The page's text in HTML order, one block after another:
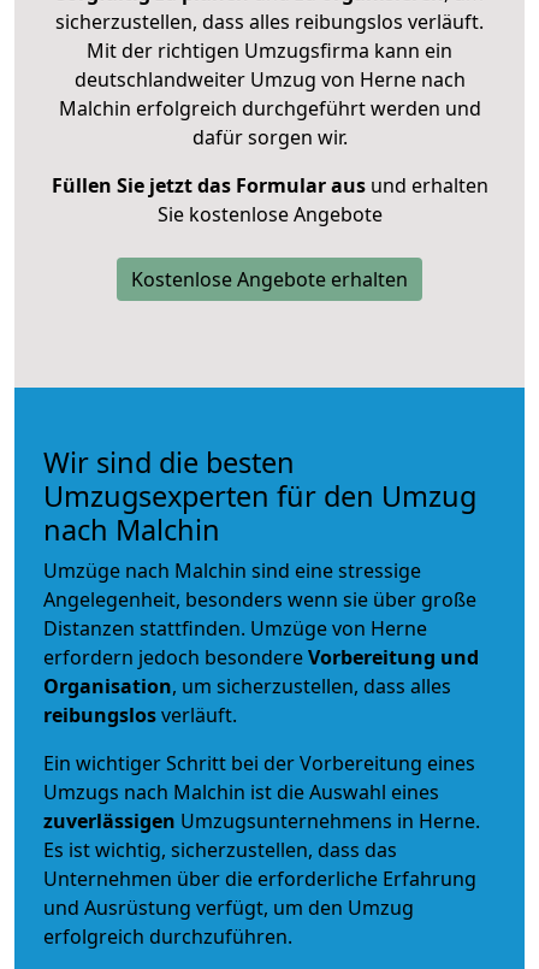
sicherzustellen, dass alles reibungslos verläuft.
Mit der richtigen Umzugsfirma kann ein
deutschlandweiter Umzug von Herne nach
Malchin erfolgreich durchgeführt werden und
dafür sorgen wir.
Füllen Sie jetzt das Formular ausund erhalten
Sie kostenlose Angebote
Kostenlose Angebote erhalten
Wir sind die besten
Umzugsexperten für den Umzug
nach Malchin
Umzüge nach Malchin sind eine stressige
Angelegenheit, besonders wenn sie über große
Distanzen stattfinden. Umzüge von Herne
erfordern jedoch besondereVorbereitung und
Organisation, um sicherzustellen, dass alles
reibungslosverläuft.
Ein wichtiger Schritt bei der Vorbereitung eines
Umzugs nach Malchin ist die Auswahl eines
zuverlässigen Umzugsunternehmens in Herne.
Es ist wichtig, sicherzustellen, dass das
Unternehmen über die erforderliche Erfahrung
und Ausrüstung verfügt, um den Umzug
erfolgreich durchzuführen.